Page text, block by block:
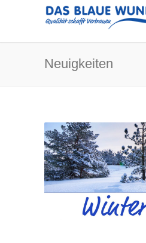
Neuigkeiten